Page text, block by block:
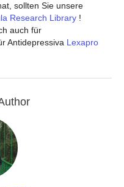
sollten Sie unsere
Research Library !
auch für
Antidepressiva Lexapro